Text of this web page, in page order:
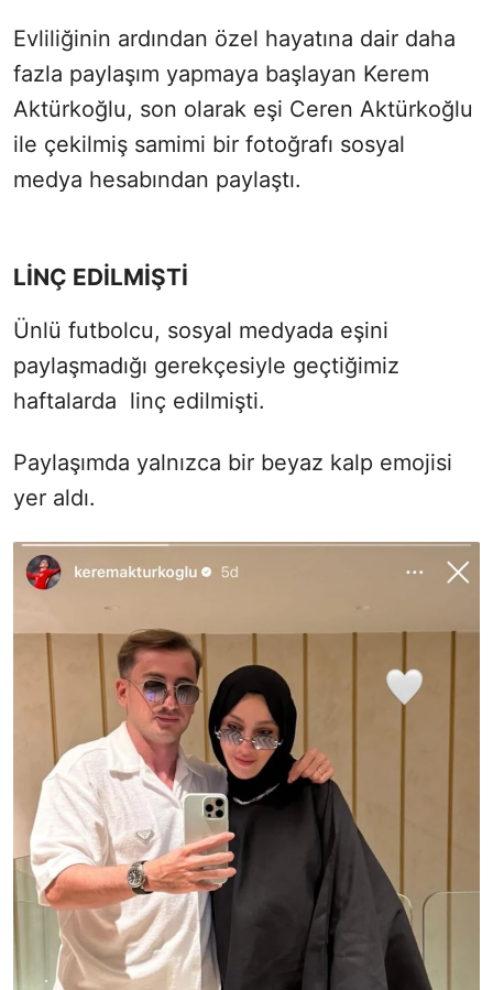
Evliliğinin ardından özel hayatına dair daha
fazla paylaşım yapmaya başlayan Kerem
Aktürkoğlu, son olarak eşi Ceren Aktürkoğlu
ile çekilmiş samimi bir fotoğrafı sosyal
medya hesabından paylaştı.
LİNÇ EDİLMİŞTİ
Ünlü futbolcu, sosyal medyada eşini
paylaşmadığı gerekçesiyle geçtiğimiz
haftalarda linç edilmişti.
Paylaşımda yalnızca bir beyaz kalp emojisi
yer aldı.